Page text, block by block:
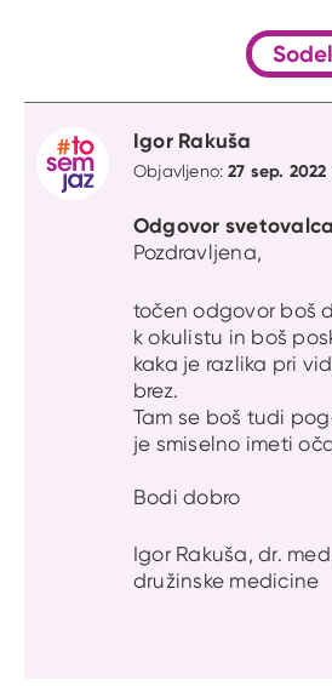
Igor Rakuša
Objavljeno:27 sep. 2022
Odgovor
Pozdravljena,
točen odgovor boš
k okulistu in boš
kaka je razlika pri
brez.
Tam se boš tudi
je smiselno imeti
Bodi dobro
Igor Rakuša, dr.
družinske medicine